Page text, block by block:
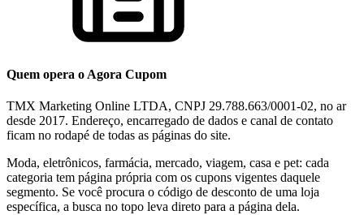
Quem opera o Agora Cupom
TMX Marketing Online LTDA, CNPJ 29.788.663/0001-02, no ar
desde 2017. Endereço, encarregado de dados e canal de contato
ficam no rodapé de todas as páginas do site.
Moda, eletrônicos, farmácia, mercado, viagem, casa e pet: cada
categoria tem página própria com os cupons vigentes daquele
segmento. Se você procura o código de desconto de uma loja
específica, a busca no topo leva direto para a página dela.